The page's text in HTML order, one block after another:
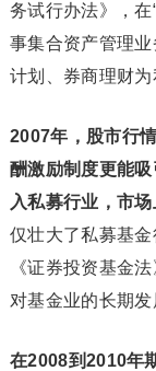
务试行办法》，在
事集合资产管理
计划、券商理财为
2007年，股市行
酬激励制度更能
入私募行业，市
仅壮大了私募基
《证券投资基金
对基金业的长期发
在2008到2010年